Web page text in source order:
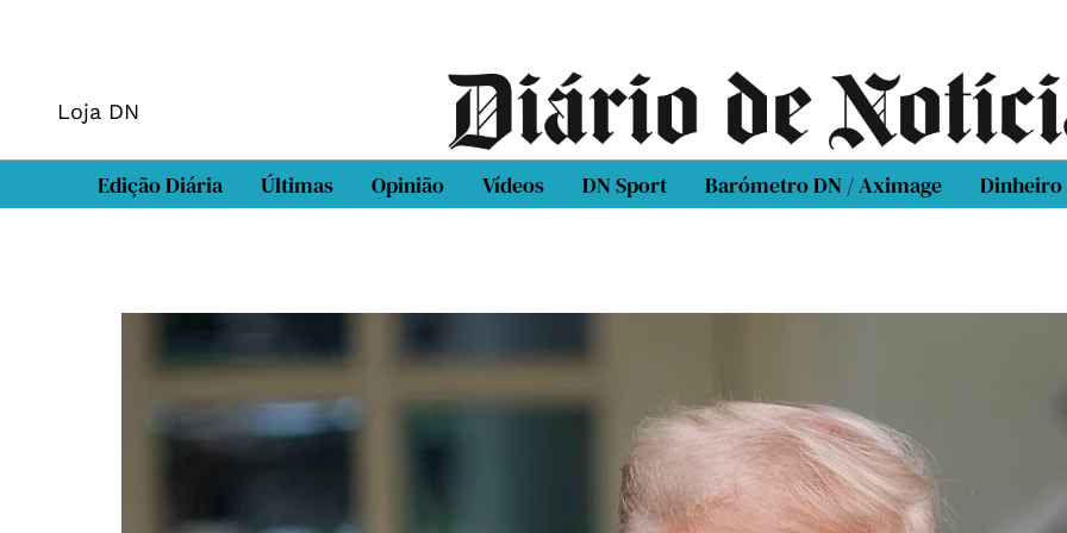
Loja DN
Edição Diária Últimas Opinião Vídeos DN Sport Barómetro DN / Aximage Dinheiro